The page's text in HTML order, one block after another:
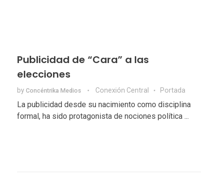
Publicidad de “Cara” a las
elecciones
by Concéntrika Medios Conexión Central Portada
La publicidad desde su nacimiento como disciplina
formal, ha sido protagonista de nociones política ...